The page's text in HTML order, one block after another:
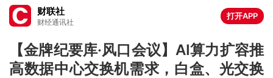
财联社
财经通讯社
打开APP
【金牌纪要库·风口会议】AI算力扩容推
高数据中心交换机需求，白盒、光交换